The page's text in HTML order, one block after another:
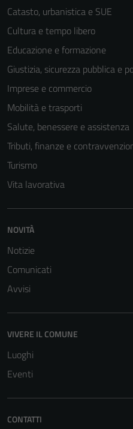
Catasto, urbanistica e SUE
Cultura e tempo libero
Educazione e formazione
Giustizia, sicurezza pubblica e
Imprese e commercio
Mobilità e trasporti
Salute, benessere e assistenza
Tributi, finanze e
Turismo
Vita lavorativa
NOVITÀ
Notizie
Comunicati
Avvisi
VIVERE IL COMUNE
Luoghi
Eventi
CONTATTI